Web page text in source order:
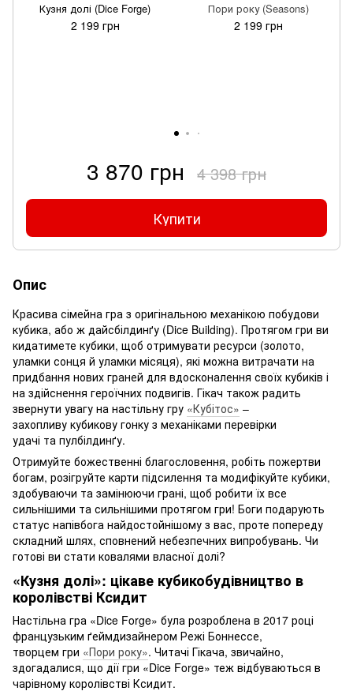
Кузня долі (Dice Forge)
2 199 грн
Пори року (Seasons)
2 199 грн
3 870 грн 4 398 грн
Купити
Опис
Красива сімейна гра з оригінальною механікою побудови
кубика, або ж дайсбілдинґу (Dice Building). Протягом гри ви
кидатимете кубики, щоб отримувати ресурси (золото,
уламки сонця й уламки місяця), які можна витрачати на
придбання нових граней для вдосконалення своїх кубиків і
на здійснення героїчних подвигів. Гікач також радить
звернути увагу на настільну гру «Кубітос» –
захопливу кубикову гонку з механіками перевірки
удачі та пулбілдинґу.
Отримуйте божественні благословення, робіть пожертви
богам, розігруйте карти підсилення та модифікуйте кубики,
здобуваючи та замінюючи грані, щоб робити їх все
сильнішими та сильнішими протягом гри! Боги подарують
статус напівбога найдостойнішому з вас, проте попереду
складний шлях, сповнений небезпечних випробувань. Чи
готові ви стати ковалями власної долі?
«Кузня долі»: цікаве кубикобудівництво в
королівстві Ксидит
Настільна гра «Dice Forge» була розроблена в 2017 році
французьким ґеймдизайнером Режі Боннессе,
творцем гри «Пори року». Читачі Гікача, звичайно,
здогадалися, що дії гри «Dice Forge» теж відбуваються в
чарівному королівстві Ксидит.